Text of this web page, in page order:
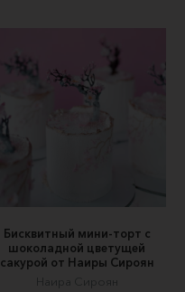
Бисквитный мини-торт с
шоколадной цветущей
сакурой от Наиры Сироян
Наира Сироян